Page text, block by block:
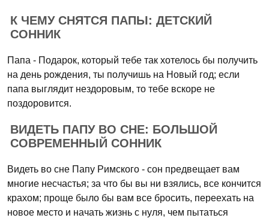
К ЧЕМУ СНЯТСЯ ПАПЫ: ДЕТСКИЙ
СОННИК
Папа - Подарок, который тебе так хотелось бы получить
на день рождения, ты получишь на Новый год; если
папа выглядит нездоровым, то тебе вскоре не
поздоровится.
ВИДЕТЬ ПАПУ ВО СНЕ: БОЛЬШОЙ
СОВРЕМЕННЫЙ СОННИК
Видеть во сне Папу Римского - сон предвещает вам
многие несчастья; за что бы вы ни взялись, все кончится
крахом; проще было бы вам все бросить, переехать на
новое место и начать жизнь с нуля, чем пытаться